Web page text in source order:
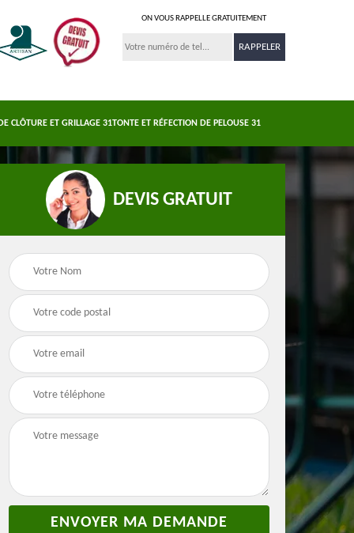
ON VOUS RAPPELLE GRATUITEMENT
CLÔTURE ET GRILLAGE 31TONTE ET RÉFECTION DE PELOUSE 31
demoussage de
toiture 31
Pose de clôture et
grillage 31
DEVIS GRATUIT